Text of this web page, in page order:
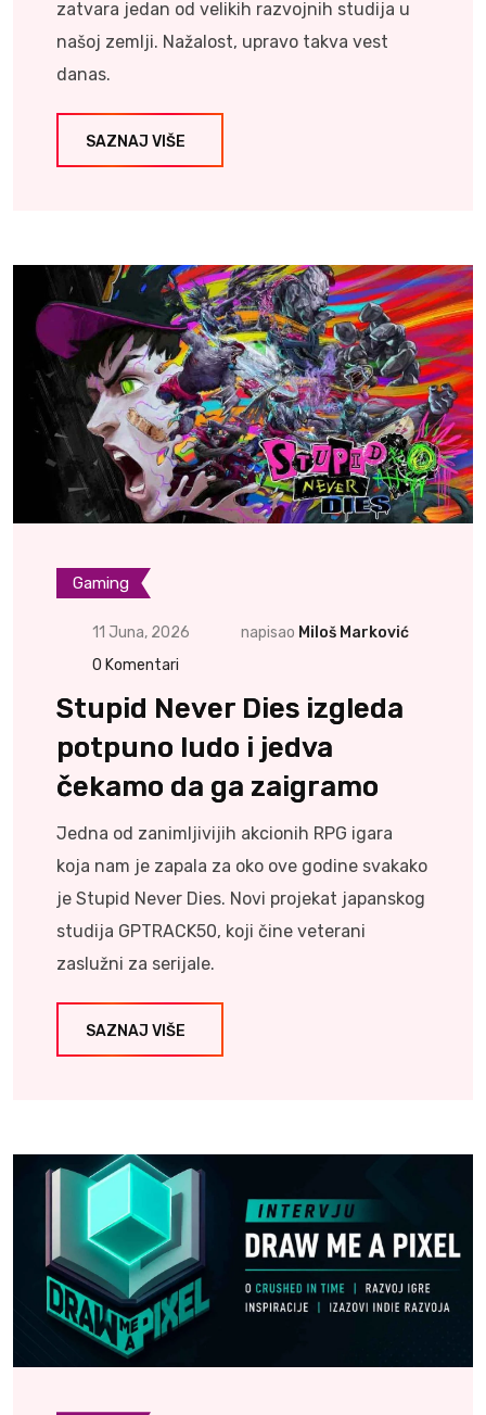
zatvara jedan od velikih razvojnih studija u
našoj zemlji. Nažalost, upravo takva vest
danas.
SAZNAJ VIŠE
Gaming
11 Juna, 2026 napisao Miloš Marković
0 Komentari
Stupid Never Dies izgleda
potpuno ludo i jedva
čekamo da ga zaigramo
Jedna od zanimljivijih akcionih RPG igara
koja nam je zapala za oko ove godine svakako
je Stupid Never Dies. Novi projekat japanskog
studija GPTRACK50, koji čine veterani
zaslužni za serijale.
SAZNAJ VIŠE